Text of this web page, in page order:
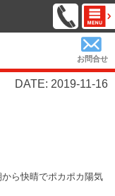
お問合せ
DATE: 2019-11-16
ら快晴でポカポカ陽気